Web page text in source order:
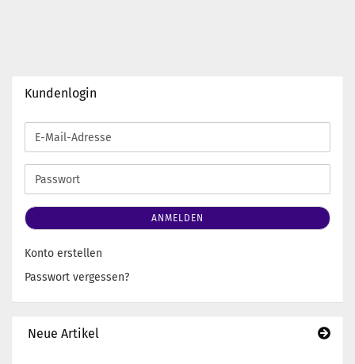
Kundenlogin
E-
Mail-
Adresse
Passwort
ANMELDEN
Konto erstellen
Passwort vergessen?
Neue Artikel